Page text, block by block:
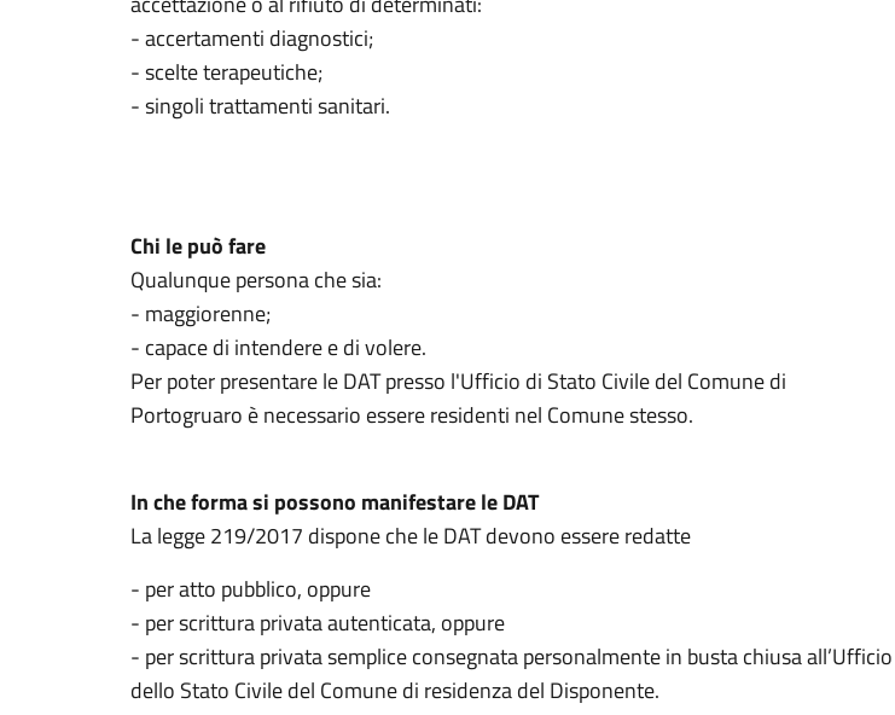
- accertamenti diagnostici;
- scelte terapeutiche;
- singoli trattamenti sanitari.
Chi le può fare
Qualunque persona che sia:
- maggiorenne;
- capace di intendere e di volere.
Per poter presentare le DAT presso l'Ufficio di Stato Civile del Comune di
Portogruaro è necessario essere residenti nel Comune stesso.
In che forma si possono manifestare le DAT
La legge 219/2017 dispone che le DAT devono essere redatte
- per atto pubblico, oppure
- per scrittura privata autenticata, oppure
- per scrittura privata semplice consegnata personalmente in busta chiusa all’Ufficio
dello Stato Civile del Comune di residenza del Disponente.